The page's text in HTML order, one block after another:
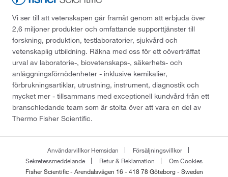
Vi ser till att vetenskapen går framåt genom att erbjuda över
2,6 miljoner produkter och omfattande supporttjänster till
forskning, produktion, testlaboratorier, sjukvård och
vetenskaplig utbildning. Räkna med oss för ett oöverträffat
urval av laboratorie-, biovetenskaps-, säkerhets- och
anläggningsförnödenheter - inklusive kemikalier,
förbrukningsartiklar, utrustning, instrument, diagnostik och
mycket mer - tillsammans med exceptionell kundvård från ett
branschledande team som är stolta över att vara en del av
Thermo Fisher Scientific.
Användarvillkor Hemsidan
Försäljningsvillkor
Sekretessmeddelande
Retur & Reklamation
Om Cookies
Fisher Scientific - Arendalsvägen 16 - 418 78 Göteborg - Sweden